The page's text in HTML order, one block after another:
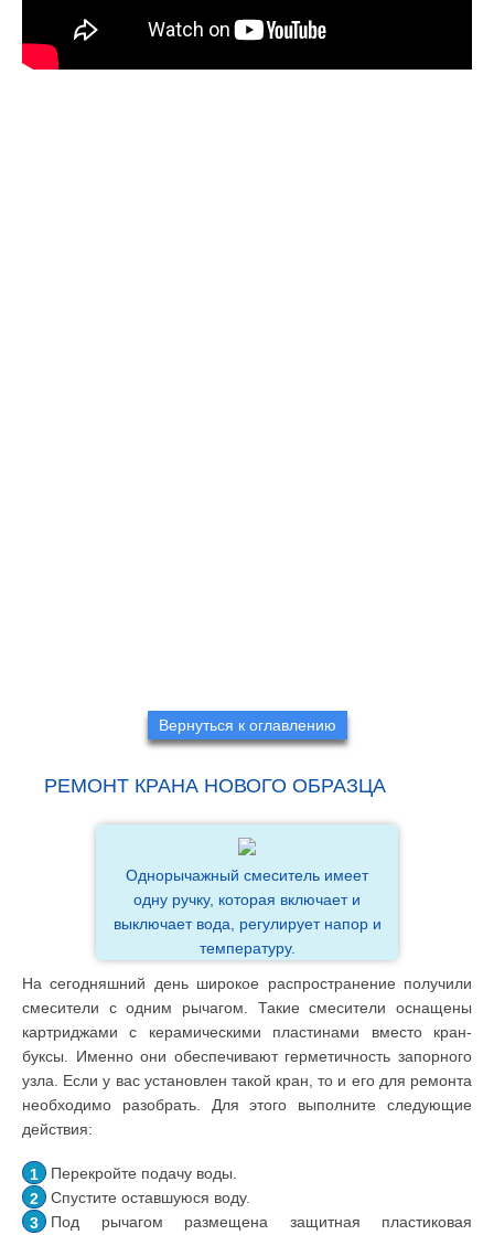
Вернуться к оглавлению
РЕМОНТ КРАНА НОВОГО ОБРАЗЦА
Однорычажный смеситель имеет
одну ручку, которая включает и
выключает вода, регулирует напор и
температуру.
На сегодняшний день широкое распространение получили
смесители с одним рычагом. Такие смесители оснащены
картриджами с керамическими пластинами вместо кран-
буксы. Именно они обеспечивают герметичность запорного
узла. Если у вас установлен такой кран, то и его для ремонта
необходимо разобрать. Для этого выполните следующие
действия:
Перекройте подачу воды.
Спустите оставшуюся воду.
Под рычагом размещена защитная пластиковая